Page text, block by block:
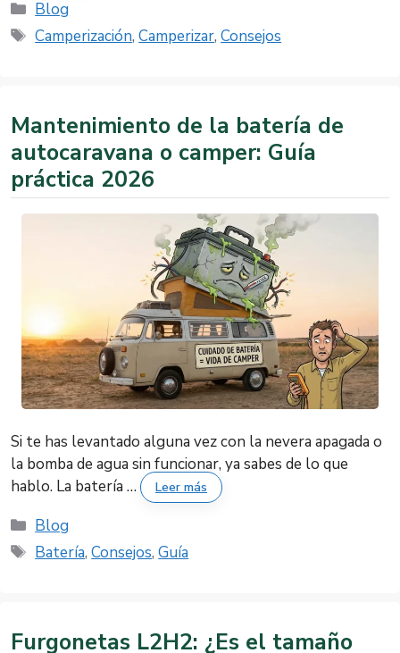
Categorías
Blog
Etiquetas
Camperización,Camperizar,Consejos
Mantenimiento de la batería de
autocaravana o camper: Guía
práctica 2026
Si te has levantado alguna vez con la nevera apagada o
la bomba de agua sin funcionar, ya sabes de lo que
hablo. La batería …
Leer más
Categorías
Blog
Etiquetas
Batería,Consejos,Guía
Furgonetas L2H2: ¿Es el tamaño